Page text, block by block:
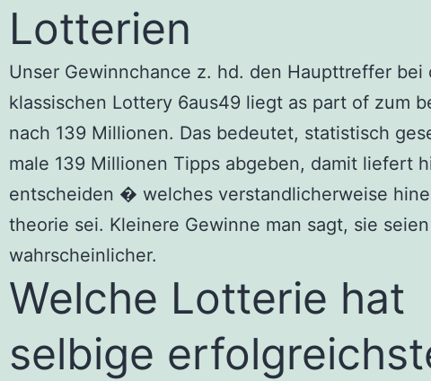
Lotterien
Unser Gewinnchance z. hd. den Haupttreffer bei
klassischen Lottery 6aus49 liegt as part of zum
nach 139 Millionen. Das bedeutet, statistisch
male 139 Millionen Tipps abgeben, damit liefert
entscheiden � welches verstandlicherweise
theorie sei. Kleinere Gewinne man sagt, sie
wahrscheinlicher.
Welche Lotterie hat
selbige